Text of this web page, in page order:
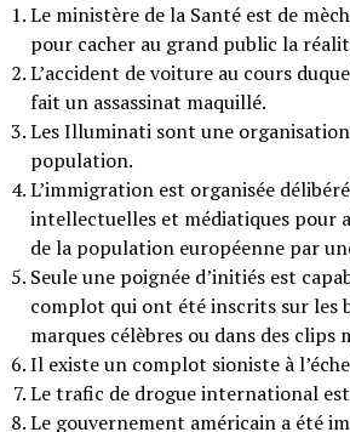
Le ministère de la Santé est de
pour cacher au grand public la
L’accident de voiture au cours
fait un assassinat maquillé.
Les Illuminati sont une
population.
L’immigration est organisée
intellectuelles et médiatiques pour
de la population européenne par
Seule une poignée d’initiés est
complot qui ont été inscrits sur les
marques célèbres ou dans des clips
Il existe un complot sioniste à
Le trafic de drogue international
Le gouvernement américain a été